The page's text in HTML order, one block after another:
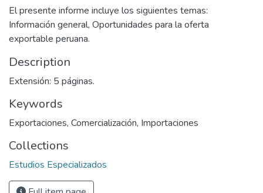
El presente informe incluye los siguientes temas:
Información general, Oportunidades para la oferta
exportable peruana.
Description
Extensión: 5 páginas.
Keywords
Exportaciones, Comercialización, Importaciones
Collections
Estudios Especializados